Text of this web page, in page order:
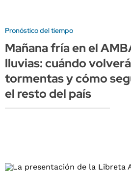
Pronóstico del tiempo
Mañana fría en el
lluvias: cuándo
tormentas y cómo
el resto del país